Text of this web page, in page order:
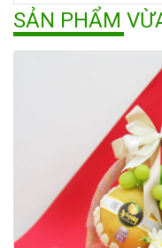
SẢN PHẨM